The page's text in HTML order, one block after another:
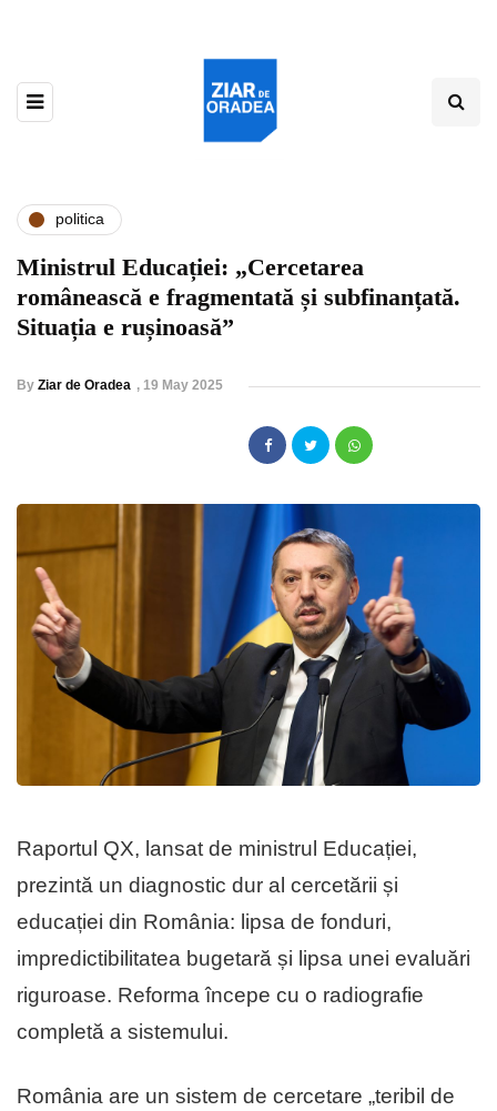
politica
Ministrul Educației: „Cercetarea
românească e fragmentată și subfinanțată.
Situația e rușinoasă”
By Ziar de Oradea , 19 May 2025
Raportul QX, lansat de ministrul Educației,
prezintă un diagnostic dur al cercetării și
educației din România: lipsa de fonduri,
impredictibilitatea bugetară și lipsa unei evaluări
riguroase. Reforma începe cu o radiografie
completă a sistemului.
România are un sistem de cercetare „teribil de